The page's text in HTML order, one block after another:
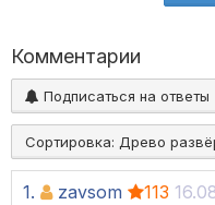
Комментарии
Подписаться на ответы
Сортировка: Древо
1. zavsom 113